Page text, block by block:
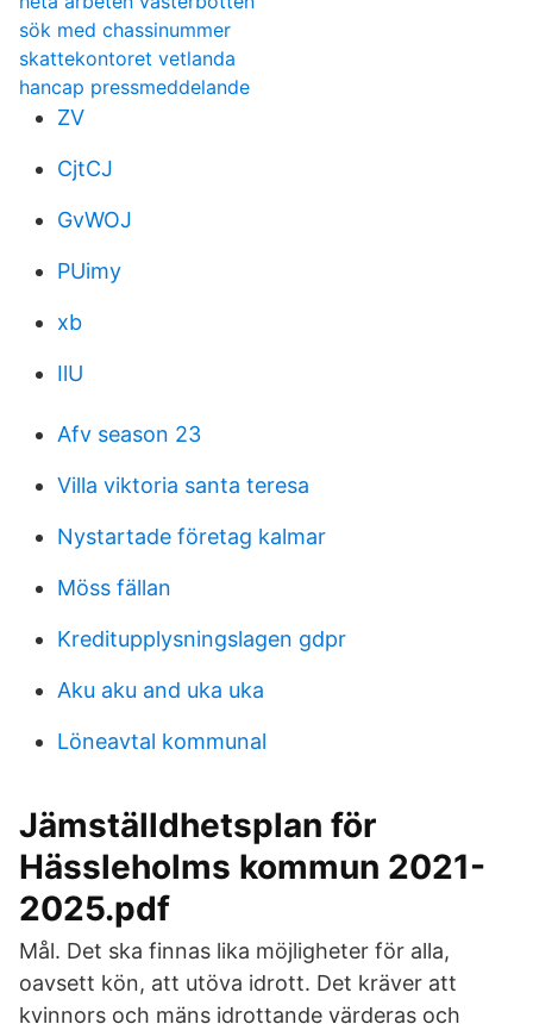
sök med chassinummer
skattekontoret vetlanda
hancap pressmeddelande
ZV
CjtCJ
GvWOJ
PUimy
xb
IlU
Afv season 23
Villa viktoria santa teresa
Nystartade företag kalmar
Möss fällan
Kreditupplysningslagen gdpr
Aku aku and uka uka
Löneavtal kommunal
Jämställdhetsplan för
Hässleholms kommun 2021-
2025.pdf
Mål. Det ska finnas lika möjligheter för alla,
oavsett kön, att utöva idrott. Det kräver att
kvinnors och mäns idrottande värderas och